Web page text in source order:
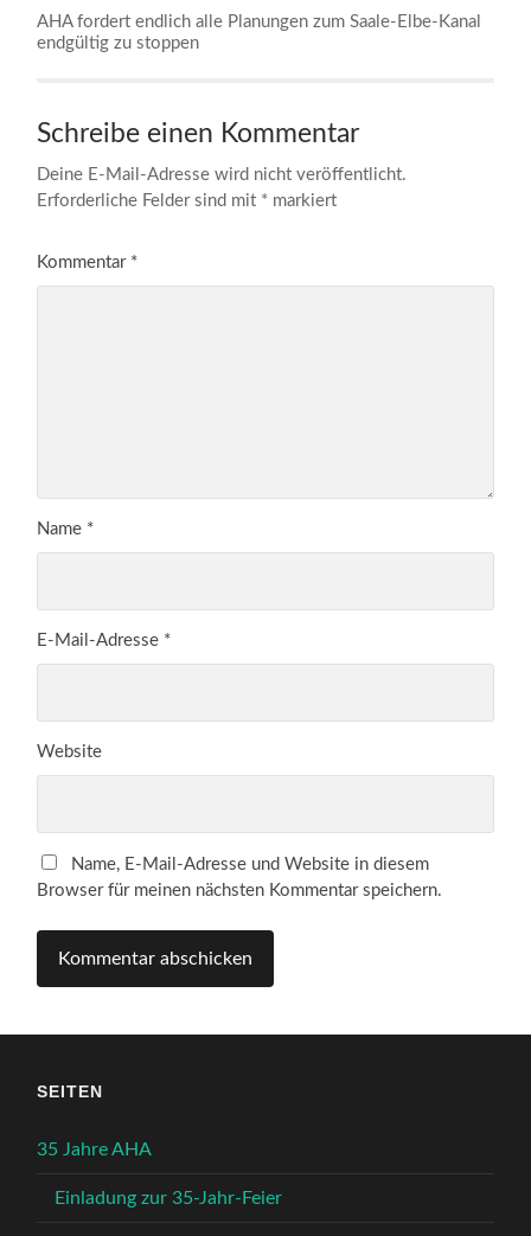
AHA fordert endlich alle Planungen zum Saale-Elbe-Kanal
endgültig zu stoppen
Schreibe einen Kommentar
Deine E-Mail-Adresse wird nicht veröffentlicht.
Erforderliche Felder sind mit * markiert
Kommentar *
Name *
E-Mail-Adresse *
Website
Name, E-Mail-Adresse und Website in diesem
Browser für meinen nächsten Kommentar speichern.
SEITEN
35 Jahre AHA
Einladung zur 35-Jahr-Feier